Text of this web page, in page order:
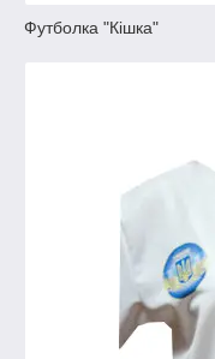
Футболка "Кішка"